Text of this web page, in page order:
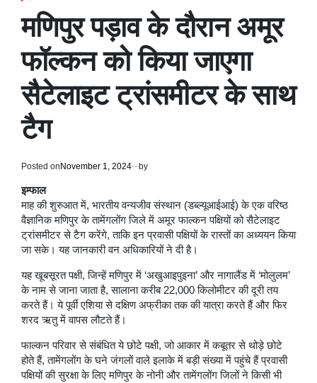
मणिपुर पड़ाव के दौरान अमूर
फॉल्कन को किया जाएगा
सैटेलाइट ट्रांसमीटर के साथ
टैग
Posted onNovember 1, 2024 by
इम्फाल
माह की शुरुआत में, भारतीय वन्यजीव संस्थान (डब्ल्यूआईआई) के एक वरिष्ठ
वैज्ञानिक मणिपुर के तामेंगलोंग जिले में अमूर फाल्कन पक्षियों को सैटेलाइट
ट्रांसमीटर से टैग करेंगे, ताकि इन प्रवासी पक्षियों के रास्तों का अध्ययन किया
जा सके। यह जानकारी वन अधिकारियों ने दी है।
यह खूबसूरत पक्षी, जिन्हें मणिपुर में ‘अखुआइपुइना’ और नागालैंड में ‘मोलुलम’
के नाम से जाना जाता है, सालाना करीब 22,000 किलोमीटर की दूरी तय
करते हैं। ये पूर्वी एशिया से दक्षिण अफ्रीका तक की यात्रा करते हैं और फिर
शरद ऋतु में वापस लौटते हैं।
फाल्कन परिवार से संबंधित ये छोटे पक्षी, जो आकार में कबूतर से थोड़े छोटे
होते हैं, तामेंगलोंग के घने जंगलों वाले इलाके में बड़ी संख्या में पहुंचे हैं प्रवासी
पक्षियों की सुरक्षा के लिए मणिपुर के नोनी और तामेंगलोंग जिलों ने किसी भी